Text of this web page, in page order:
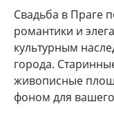
Свадьба в Праге
романтики и
культурным
города.
живописные
фоном для